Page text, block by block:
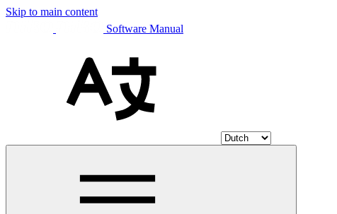
Skip to main content
Software Manual